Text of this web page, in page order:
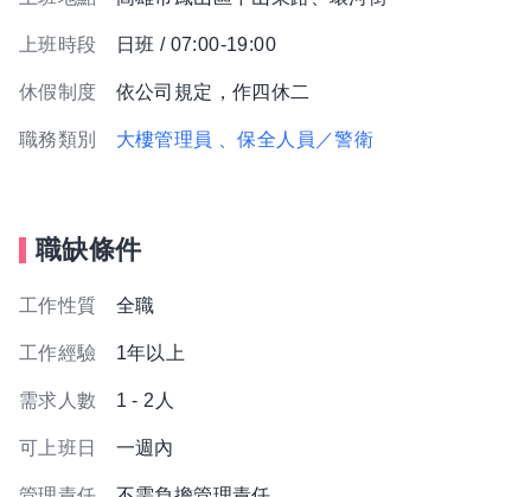
上班時段 日班 / 07:00-19:00
休假制度 依公司規定，作四休二
職務類別 大樓管理員 、保全人員／警衛
職缺條件
工作性質 全職
工作經驗 1年以上
需求人數 1 - 2人
可上班日 一週內